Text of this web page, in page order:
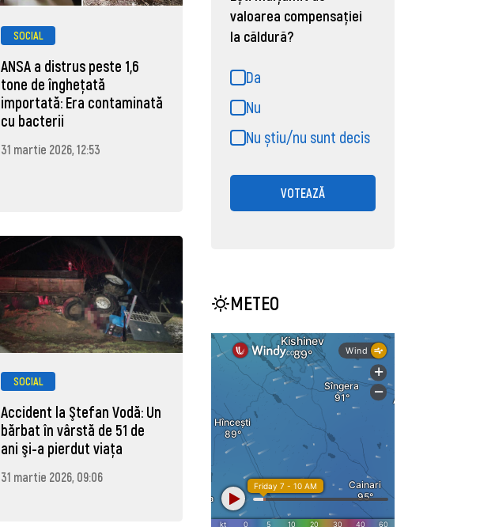
SOCIAL
ANSA a distrus peste 1,6
tone de înghețată
importată: Era contaminată
cu bacterii
31 martie 2026, 12:53
SOCIAL
Accident la Ştefan Vodă: Un
bărbat în vârstă de 51 de
ani şi-a pierdut viaţa
31 martie 2026, 09:06
valoarea compensației
la căldură?
Da
Nu
Nu știu/nu sunt decis
VOTEAZĂ
METEO